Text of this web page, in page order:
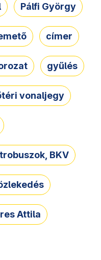
Pálfi György
címer
gyűlés
vonaljegy
BKV
Attila